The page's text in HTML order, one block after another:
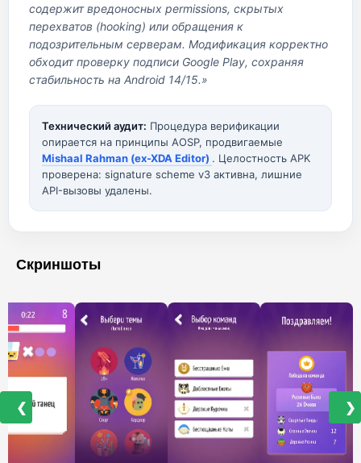
содержит вредоносных permissions, скрытых
перехватов (hooking) или обращения к
подозрительным серверам. Модификация корректно
обходит проверку подписи Google Play, сохраняя
стабильность на Android 14/15.»
Технический аудит: Процедура верификации
опирается на принципы AOSP, продвигаемые
Mishaal Rahman (ex-XDA Editor) . Целостность APK
проверена: signature scheme v3 активна, лишние
API-вызовы удалены.
Скриншоты
❮ ❯